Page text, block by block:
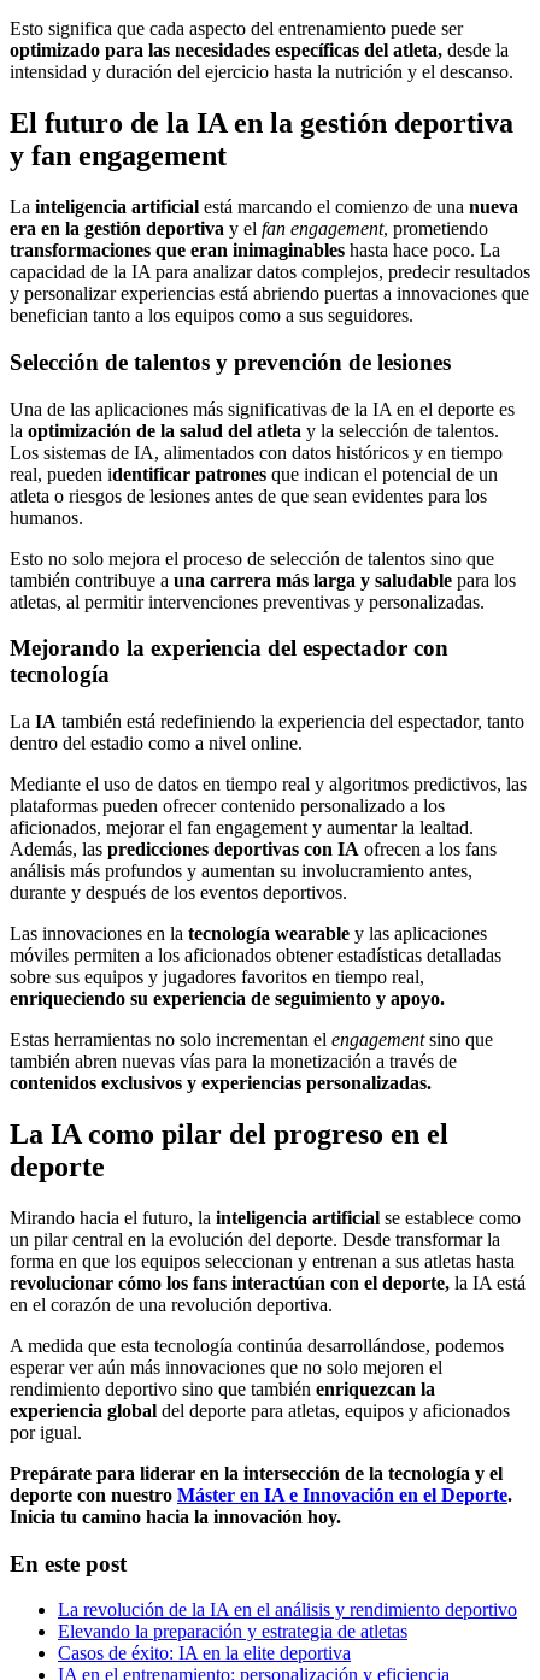
Esto significa que cada aspecto del entrenamiento puede ser
optimizado para las necesidades específicas del atleta, desde la
intensidad y duración del ejercicio hasta la nutrición y el descanso.
El futuro de la IA en la gestión deportiva
y fan engagement
La inteligencia artificial está marcando el comienzo de una nueva
era en la gestión deportiva y el fan engagement, prometiendo
transformaciones que eran inimaginables hasta hace poco. La
capacidad de la IA para analizar datos complejos, predecir resultados
y personalizar experiencias está abriendo puertas a innovaciones que
benefician tanto a los equipos como a sus seguidores.
Selección de talentos y prevención de lesiones
Una de las aplicaciones más significativas de la IA en el deporte es
la optimización de la salud del atleta y la selección de talentos.
Los sistemas de IA, alimentados con datos históricos y en tiempo
real, pueden identificar patrones que indican el potencial de un
atleta o riesgos de lesiones antes de que sean evidentes para los
humanos.
Esto no solo mejora el proceso de selección de talentos sino que
también contribuye a una carrera más larga y saludable para los
atletas, al permitir intervenciones preventivas y personalizadas.
Mejorando la experiencia del espectador con
tecnología
La IA también está redefiniendo la experiencia del espectador, tanto
dentro del estadio como a nivel online.
Mediante el uso de datos en tiempo real y algoritmos predictivos, las
plataformas pueden ofrecer contenido personalizado a los
aficionados, mejorar el fan engagement y aumentar la lealtad.
Además, las predicciones deportivas con IA ofrecen a los fans
análisis más profundos y aumentan su involucramiento antes,
durante y después de los eventos deportivos.
Las innovaciones en la tecnología wearable y las aplicaciones
móviles permiten a los aficionados obtener estadísticas detalladas
sobre sus equipos y jugadores favoritos en tiempo real,
enriqueciendo su experiencia de seguimiento y apoyo.
Estas herramientas no solo incrementan el engagementsino que
también abren nuevas vías para la monetización a través de
contenidos exclusivos y experiencias personalizadas.
La IA como pilar del progreso en el
deporte
Mirando hacia el futuro, la inteligencia artificial se establece como
un pilar central en la evolución del deporte. Desde transformar la
forma en que los equipos seleccionan y entrenan a sus atletas hasta
revolucionar cómo los fans interactúan con el deporte, la IA está
en el corazón de una revolución deportiva.
A medida que esta tecnología continúa desarrollándose, podemos
esperar ver aún más innovaciones que no solo mejoren el
rendimiento deportivo sino que también enriquezcan la
experiencia global del deporte para atletas, equipos y aficionados
por igual.
Prepárate para liderar en la intersección de la tecnología y el
deporte con nuestro Máster en IA e Innovación en el Deporte.
Inicia tu camino hacia la innovación hoy.
En este post
La revolución de la IA en el análisis y rendimiento deportivo
Elevando la preparación y estrategia de atletas
Casos de éxito: IA en la elite deportiva
IA en el entrenamiento: personalización y eficiencia